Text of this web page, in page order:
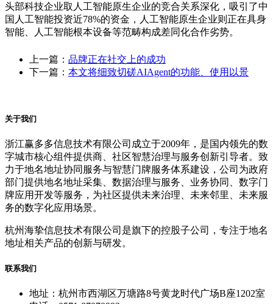
头部科技企业取人工智能原生企业的竞合关系深化，吸引了中
国人工智能投资近78%的资金，人工智能原生企业则正在具身
智能、人工智能根本设备等范畴构成差同化合作劣势。
上一篇： 品牌正在社交上的成功
下一篇： 本文将细致切磋AIAgent的功能、使用以景
关于我们
浙江赢多多信息技术有限公司成立于2009年，是国内领先的数
字城市核心组件提供商、社区智慧治理与服务创新引导者。致
力于地名地址协同服务与智慧门牌服务体系建设，公司为政府
部门提供地名地址采集、数据治理与服务、业务协同、数字门
牌应用开发等服务，为社区提供未来治理、未来邻里、未来服
务的数字化应用场景。
杭州海挚信息技术有限公司是旗下的控股子公司，专注于地名
地址相关产品的创新与研发。
联系我们
地址：杭州市西湖区万塘路8号黄龙时代广场B座1202室